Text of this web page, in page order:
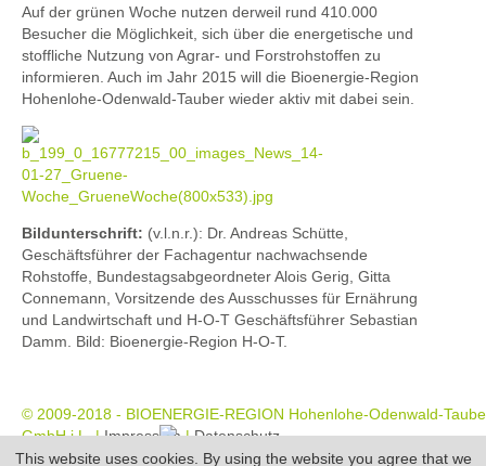
Auf der grünen Woche nutzen derweil rund 410.000
Besucher die Möglichkeit, sich über die energetische und
stoffliche Nutzung von Agrar- und Forstrohstoffen zu
informieren. Auch im Jahr 2015 will die Bioenergie-Region
Hohenlohe-Odenwald-Tauber wieder aktiv mit dabei sein.
Bildunterschrift: (v.l.n.r.): Dr. Andreas Schütte,
Geschäftsführer der Fachagentur nachwachsende
Rohstoffe, Bundestagsabgeordneter Alois Gerig, Gitta
Connemann, Vorsitzende des Ausschusses für Ernährung
und Landwirtschaft und H-O-T Geschäftsführer Sebastian
Damm. Bild: Bioenergie-Region H-O-T.
© 2009-2018 - BIOENERGIE-REGION Hohenlohe-Odenwald-
GmbH i.L. |Impressum|Datenschutz
This website uses cookies. By using the website you agree that we